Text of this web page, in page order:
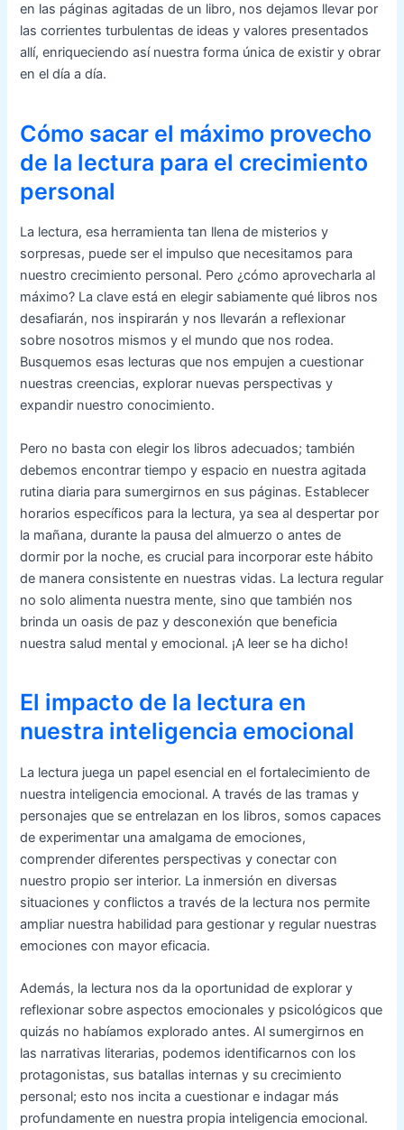
en las páginas agitadas de un libro, nos dejamos llevar por
las corrientes turbulentas de ideas y valores presentados
allí, enriqueciendo así nuestra forma única de existir y obrar
en el día a día.
Cómo sacar el máximo provecho
de la lectura para el crecimiento
personal
La lectura, esa herramienta tan llena de misterios y
sorpresas, puede ser el impulso que necesitamos para
nuestro crecimiento personal. Pero ¿cómo aprovecharla al
máximo? La clave está en elegir sabiamente qué libros nos
desafiarán, nos inspirarán y nos llevarán a reflexionar
sobre nosotros mismos y el mundo que nos rodea.
Busquemos esas lecturas que nos empujen a cuestionar
nuestras creencias, explorar nuevas perspectivas y
expandir nuestro conocimiento.
Pero no basta con elegir los libros adecuados; también
debemos encontrar tiempo y espacio en nuestra agitada
rutina diaria para sumergirnos en sus páginas. Establecer
horarios específicos para la lectura, ya sea al despertar por
la mañana, durante la pausa del almuerzo o antes de
dormir por la noche, es crucial para incorporar este hábito
de manera consistente en nuestras vidas. La lectura regular
no solo alimenta nuestra mente, sino que también nos
brinda un oasis de paz y desconexión que beneficia
nuestra salud mental y emocional. ¡A leer se ha dicho!
El impacto de la lectura en
nuestra inteligencia emocional
La lectura juega un papel esencial en el fortalecimiento de
nuestra inteligencia emocional. A través de las tramas y
personajes que se entrelazan en los libros, somos capaces
de experimentar una amalgama de emociones,
comprender diferentes perspectivas y conectar con
nuestro propio ser interior. La inmersión en diversas
situaciones y conflictos a través de la lectura nos permite
ampliar nuestra habilidad para gestionar y regular nuestras
emociones con mayor eficacia.
Además, la lectura nos da la oportunidad de explorar y
reflexionar sobre aspectos emocionales y psicológicos que
quizás no habíamos explorado antes. Al sumergirnos en
las narrativas literarias, podemos identificarnos con los
protagonistas, sus batallas internas y su crecimiento
personal; esto nos incita a cuestionar e indagar más
profundamente en nuestra propia inteligencia emocional.